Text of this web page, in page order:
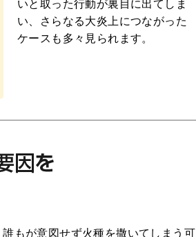
いと取った行動が裏目に出てしま
い、さらなる大炎上につながった
ケースも多々見られます。
もが意図せず火種を撒いてしまう可